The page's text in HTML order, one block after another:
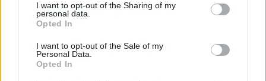
I want to opt-out of the Sharing of my
personal data.
Opted In
I want to opt-out of the Sale of my
Personal Data.
Opted In
Prima sport - co nabídne v prvním